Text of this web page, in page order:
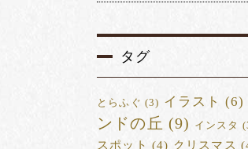
タグ
とらふぐ (3) イラスト (6)
ンドの丘 (9) インスタ
スポット (4) クリスマス